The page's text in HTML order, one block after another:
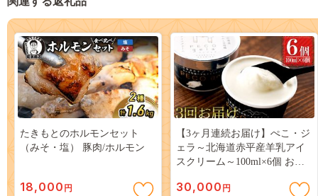
たきもとのホルモンセット
（みそ・塩） 豚肉/ホルモン
18,000 円
【3ヶ月連続お届け】ぺこ・ジ
ェラ～北海道赤平産羊乳アイ
スクリーム～100ml×6個 お菓
30,000 円